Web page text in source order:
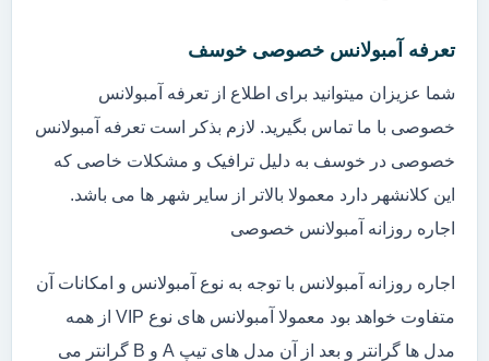
تعرفه آمبولانس خصوصی خوسف
شما عزیزان میتوانید برای اطلاع از تعرفه آمبولانس
خصوصی با ما تماس بگیرید. لازم بذکر است تعرفه آمبولانس
خصوصی در خوسف به دلیل ترافیک و مشکلات خاصی که
این کلانشهر دارد معمولا بالاتر از سایر شهر ها می باشد.
اجاره روزانه آمبولانس خصوصی
اجاره روزانه آمبولانس با توجه به نوع آمبولانس و امکانات آن
متفاوت خواهد بود معمولا آمبولانس های نوع VIP از همه
مدل ها گرانتر و بعد از آن مدل های تیپ A و B گرانتر می